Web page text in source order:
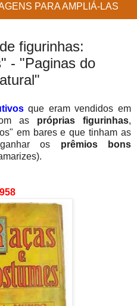
PARA AMPLIÁ-LAS
figurinhas:
- "Paginas do
que eram vendidos em
as próprias figurinhas,
em bares e que tinham as
os prêmios bons